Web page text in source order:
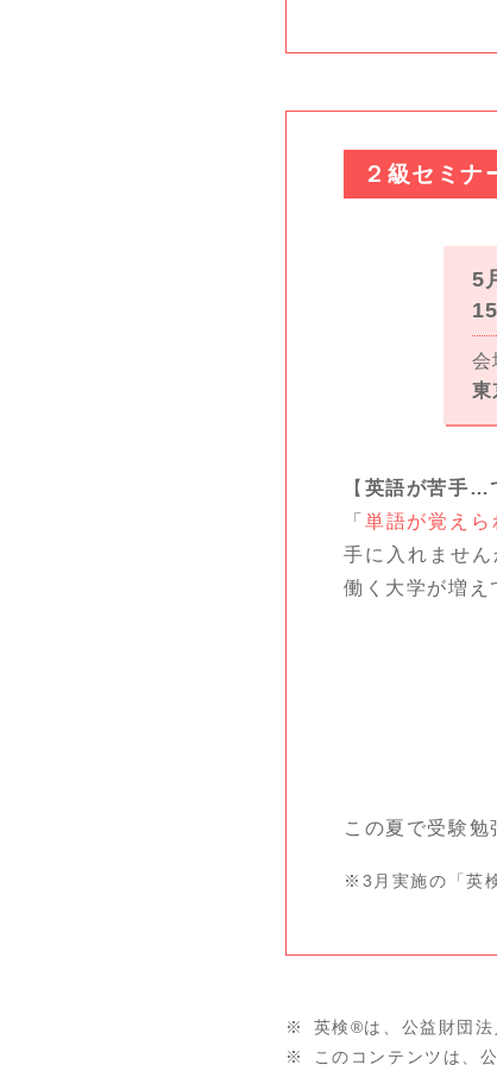
２級セミナ
5
会
東
【 英語が苦手…
「 単語が覚えら
手に入れませ
働く大学が増え
この夏で受験勉
※3月実施の「英
英検®は、公益財団法
このコンテンツは、